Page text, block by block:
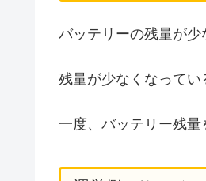
バッテリーの残量が少
残量が少なくなってい
一度、バッテリー残量